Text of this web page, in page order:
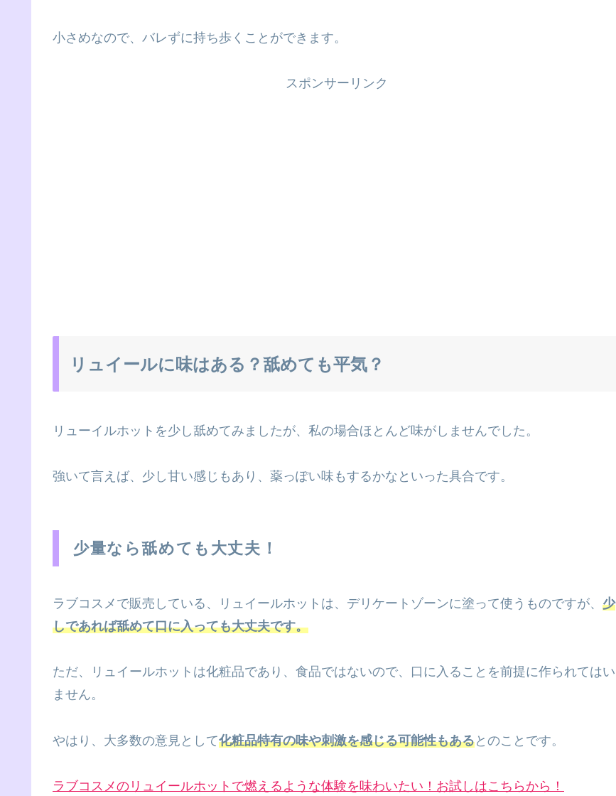
小さめなので、バレずに持ち歩くことができます。
スポンサーリンク
リュイールに味はある？舐めても平気？
リューイルホットを少し舐めてみましたが、私の場合ほとんど味がしませんでした。
強いて言えば、少し甘い感じもあり、薬っぽい味もするかなといった具合です。
少量なら舐めても大丈夫！
ラブコスメで販売している、リュイールホットは、デリケートゾーンに塗って使うものですが、 少
しであれば舐めて口に入っても大丈夫です。
ただ、リュイールホットは化粧品であり、食品ではないので、口に入ることを前提に作られてはい
ません。
やはり、大多数の意見として化粧品特有の味や刺激を感じる可能性もあるとのことです。
ラブコスメのリュイールホットで燃えるような体験を味わいたい！お試しはこちらから！